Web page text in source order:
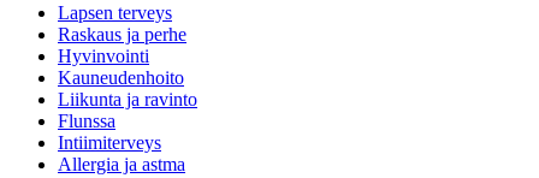
Lapsen terveys
Raskaus ja perhe
Hyvinvointi
Kauneudenhoito
Liikunta ja ravinto
Flunssa
Intiimiterveys
Allergia ja astma